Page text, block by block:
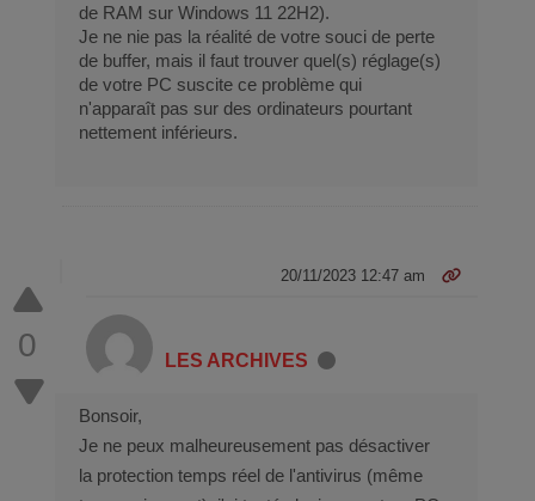
de RAM sur Windows 11 22H2).
Je ne nie pas la réalité de votre souci de perte
de buffer, mais il faut trouver quel(s) réglage(s)
de votre PC suscite ce problème qui
n'apparaît pas sur des ordinateurs pourtant
nettement inférieurs.
0
20/11/2023 12:47 am
LES ARCHIVES
Bonsoir,
Je ne peux malheureusement pas désactiver
la protection temps réel de l'antivirus (même